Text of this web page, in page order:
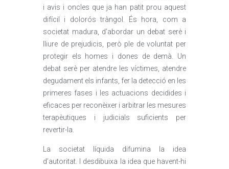
i avis i oncles que ja han patit prou aquest
difícil i dolorós tràngol. És hora, com a
societat madura, d’abordar un debat serè i
lliure de prejudicis, però ple de voluntat per
protegir els homes i dones de demà. Un
debat serè per atendre les víctimes, atendre
degudament els infants, fer la detecció en les
primeres fases i les actuacions decidides i
eficaces per reconèixer i arbitrar les mesures
terapèutiques i judicials suficients per
revertir-la.
La societat líquida difumina la idea
d’autoritat. I desdibuixa la idea que havent-hi